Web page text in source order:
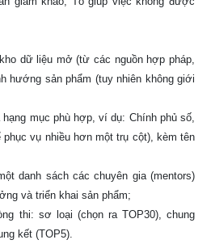
dữ liệu mở (từ các nguồn hợp pháp,
hướng sản phẩm (tuy nhiên không giới
mục phù hợp, ví dụ: Chính phủ số,
vụ nhiều hơn một trụ cột), kèm tên
danh sách các chuyên gia (mentors)
và triển khai sản phẩm;
thi: sơ loại (chọn ra TOP30), chung
kết (TOP5).